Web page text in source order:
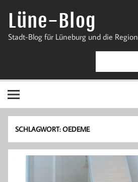
InhaltLüne-Blog
Stadt-Blog für Lüneburg und die Region
SCHLAGWORT:OEDEME